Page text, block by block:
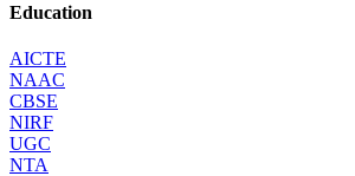
Education
AICTE
NAAC
CBSE
NIRF
UGC
NTA